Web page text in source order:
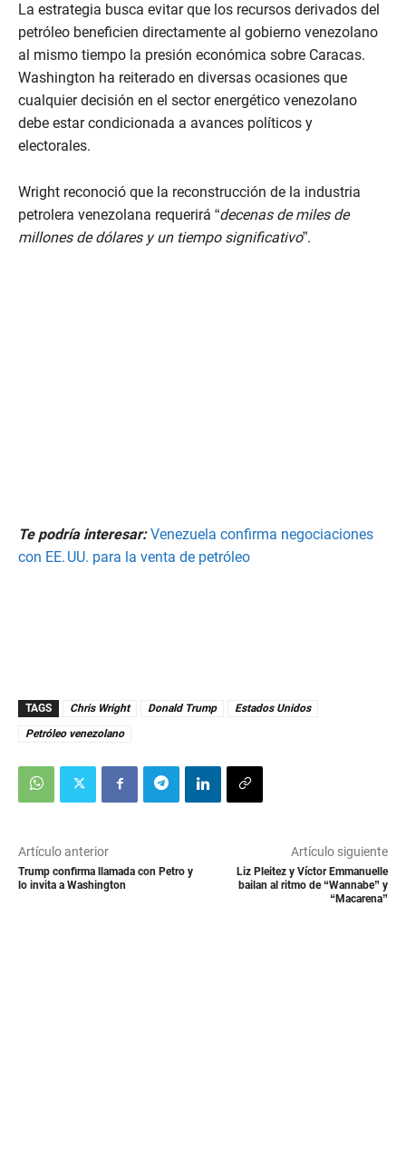
La estrategia busca evitar que los recursos derivados del
petróleo beneficien directamente al gobierno venezolano
al mismo tiempo la presión económica sobre Caracas.
Washington ha reiterado en diversas ocasiones que
cualquier decisión en el sector energético venezolano
debe estar condicionada a avances políticos y
electorales.
Wright reconoció que la reconstrucción de la industria
petrolera venezolana requerirá “decenas de miles de
millones de dólares y un tiempo significativo”.
Te podría interesar: Venezuela confirma negociaciones
con EE. UU. para la venta de petróleo
TAGS Chris Wright Donald Trump
Estados Unidos
Petróleo venezolano
Artículo anterior
Trump confirma llamada con Petro y
lo invita a Washington
Artículo siguiente
Liz Pleitez y Víctor Emmanuelle
bailan al ritmo de “Wannabe” y
“Macarena”